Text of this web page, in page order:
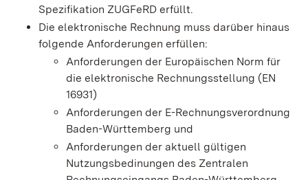
Spezifikation ZUGFeRD erfüllt.
Die elektronische Rechnung muss darüber hinaus
folgende Anforderungen erfüllen:
Anforderungen der Europäischen Norm für
die elektronische Rechnungsstellung (EN
16931)
Anforderungen der E-Rechnungsverordnung
Baden-Württemberg und
Anforderungen der aktuell gültigen
Nutzungsbedinungen des Zentralen